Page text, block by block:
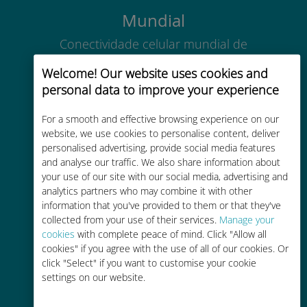
Welcome! Our website uses cookies and
personal data to improve your experience
For a smooth and effective browsing experience on our
website, we use cookies to personalise content, deliver
personalised advertising, provide social media features
and analyse our traffic. We also share information about
your use of our site with our social media, advertising and
analytics partners who may combine it with other
information that you've provided to them or that they've
collected from your use of their services. Manage your
cookies with complete peace of mind. Click "Allow all
cookies" if you agree with the use of all of our cookies. Or
click "Select" if you want to customise your cookie
settings on our website.
Mundial
Conectividade celular mundial de
alta qualidade em mais de 200
destinos
Custo-benefício
Até 90% mais barato do que as
tarifas de roaming de sua
operadora atual